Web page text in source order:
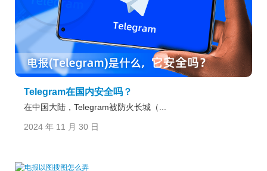
Telegram在国内安全吗？
在中国大陆，Telegram被防火长城（...
2024 年 11 月 30 日